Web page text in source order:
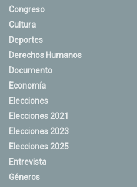
Congreso
Cultura
Deportes
Derechos Humanos
Documento
Economía
Elecciones
Elecciones 2021
Elecciones 2023
Elecciones 2025
Entrevista
Géneros